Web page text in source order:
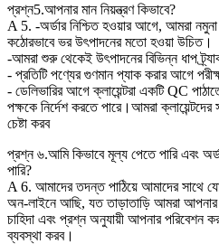
প্রশ্ন5.আপনার মান নিয়ন্ত্রণ কিভাবে?
A 5. -অর্ডার নিশ্চিত হওয়ার আগে, আমরা নমুনা
কঠোরভাবে ভর উৎপাদনের মতো হওয়া উচিত।
-আমরা শুরু থেকেই উৎপাদনের বিভিন্ন ধাপ
- প্রতিটি পণ্যের গুণমান প্যাক করার আগে
- ডেলিভারির আগে ক্লায়েন্টরা একটি QC
পক্ষকে নির্দেশ করতে পারে।আমরা
চেষ্টা করব
প্রশ্ন ৬.আমি কিভাবে মূল্য পেতে পারি এবং
পারি?
A 6. আমাদের তদন্ত পাঠিয়ে আমাদের সাথে
অন-লাইনে আছি, যত তাড়াতাড়ি আমরা
চাহিদা এবং প্রশ্ন অনুযায়ী আপনার পরিবেশন
ব্যবস্থা করব।